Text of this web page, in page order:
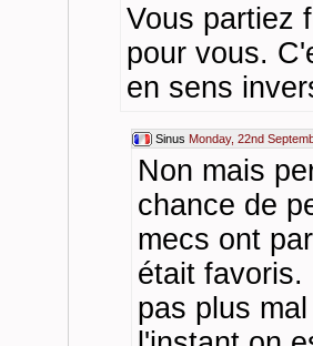
Vous partiez
pour vous.
en sens
Sinus Monday, 22nd
Non mais
chance de
mecs ont
était favoris.
pas plus